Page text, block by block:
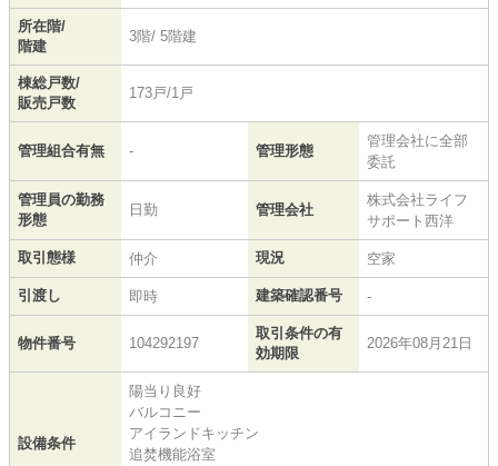
所在階/
階建
3階/ 5階建
棟総戸数/
販売戸数
173戸/1戸
管理組合有無 - 管理形態
管理会社に全部
委託
管理員の勤務
形態
日勤 管理会社
株式会社ライフ
サポート西洋
取引態様 仲介 現況 空家
引渡し 即時 建築確認番号 -
物件番号 104292197
取引条件の有
効期限
2026年08月21日
設備条件
陽当り良好
バルコニー
アイランドキッチン
追焚機能浴室